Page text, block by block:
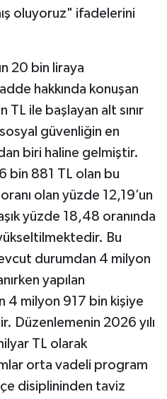
oluyoruz" ifadelerini
20 bin liraya
hakkında konuşan
TL ile başlayan alt sınır
güvenliğin en
biri haline gelmiştir.
bin 881 TL olan bu
olan yüzde 12,19’un
yüzde 18,48 oranında
Bu
durumdan 4 milyon
yapılan
4 milyon 917 bin kişiye
Düzenlemenin 2026 yılı
TL olarak
orta vadeli program
disiplininden taviz